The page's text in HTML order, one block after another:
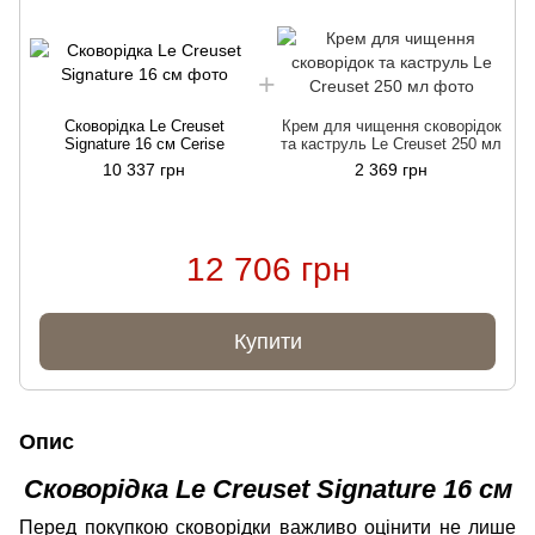
Сковорідка Le Creuset
Signature 16 см Cerise
10 337 грн
Крем для чищення сковорідок
та каструль Le Creuset 250 мл
2 369 грн
12 706 грн
Купити
Опис
Сковорідка Le Creuset Signature 16 см
Перед покупкою сковорідки важливо оцінити не лише